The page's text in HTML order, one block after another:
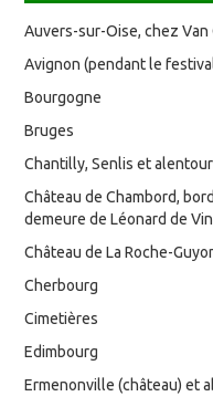
Auvers-sur-Oise, chez Van
Avignon (pendant le
Bourgogne
Bruges
Chantilly, Senlis et
Château de Chambord,
demeure de Léonard de
Château de La Roche-
Cherbourg
Cimetières
Edimbourg
Ermenonville (château) et